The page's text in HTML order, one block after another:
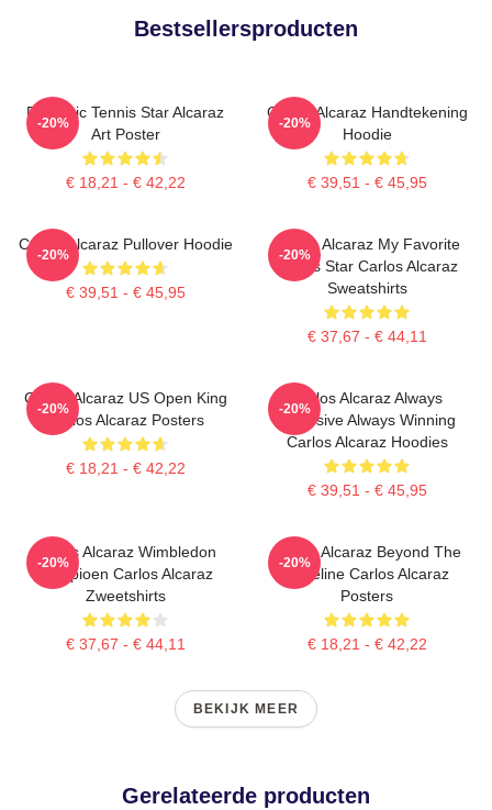
Bestsellersproducten
Dynamic Tennis Star Alcaraz
Art Poster
€ 18,21 - € 42,22
-20%
Carlos Alcaraz Handtekening
Hoodie
€ 39,51 - € 45,95
-20%
Carlos Alcaraz Pullover Hoodie
€ 39,51 - € 45,95
-20%
Carlos Alcaraz My Favorite
Tennis Star Carlos Alcaraz
Sweatshirts
€ 37,67 - € 44,11
-20%
Carlos Alcaraz US Open King
Carlos Alcaraz Posters
€ 18,21 - € 42,22
-20%
Carlos Alcaraz Always
Explosive Always Winning
Carlos Alcaraz Hoodies
€ 39,51 - € 45,95
-20%
Carlos Alcaraz Wimbledon
Kampioen Carlos Alcaraz
Zweetshirts
€ 37,67 - € 44,11
-20%
Carlos Alcaraz Beyond The
Baseline Carlos Alcaraz
Posters
€ 18,21 - € 42,22
-20%
BEKIJK MEER
Gerelateerde producten